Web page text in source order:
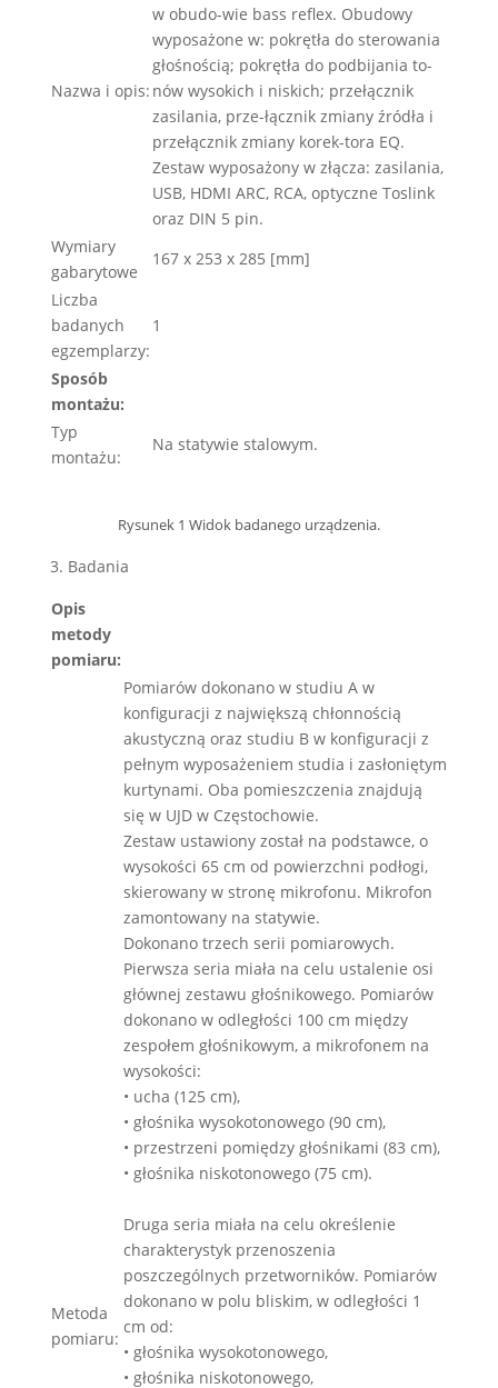
Nazwa i opis:
w obudo-wie bass reflex. Obudowy
wyposażone w: pokrętła do sterowania
głośnością; pokrętła do podbijania to-
nów wysokich i niskich; przełącznik
zasilania, prze-łącznik zmiany źródła i
przełącznik zmiany korek-tora EQ.
Zestaw wyposażony w złącza: zasilania,
USB, HDMI ARC, RCA, optyczne Toslink
oraz DIN 5 pin.
Wymiary
gabarytowe
167 x 253 x 285 [mm]
Liczba
badanych
egzemplarzy:
1
Sposób
montażu:
Typ
montażu:
Na statywie stalowym.
Rysunek 1 Widok badanego urządzenia.
3. Badania
Opis
metody
pomiaru:
Metoda
pomiaru:
Pomiarów dokonano w studiu A w
konfiguracji z największą chłonnością
akustyczną oraz studiu B w konfiguracji z
pełnym wyposażeniem studia i zasłoniętym
kurtynami. Oba pomieszczenia znajdują
się w UJD w Częstochowie.
Zestaw ustawiony został na podstawce, o
wysokości 65 cm od powierzchni podłogi,
skierowany w stronę mikrofonu. Mikrofon
zamontowany na statywie.
Dokonano trzech serii pomiarowych.
Pierwsza seria miała na celu ustalenie osi
głównej zestawu głośnikowego. Pomiarów
dokonano w odległości 100 cm między
zespołem głośnikowym, a mikrofonem na
wysokości:
• ucha (125 cm),
• głośnika wysokotonowego (90 cm),
• przestrzeni pomiędzy głośnikami (83 cm),
• głośnika niskotonowego (75 cm).
Druga seria miała na celu określenie
charakterystyk przenoszenia
poszczególnych przetworników. Pomiarów
dokonano w polu bliskim, w odległości 1
cm od:
• głośnika wysokotonowego,
• głośnika niskotonowego,